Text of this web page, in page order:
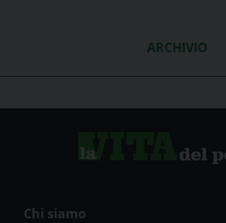
ARCHIVIO
Chi siamo